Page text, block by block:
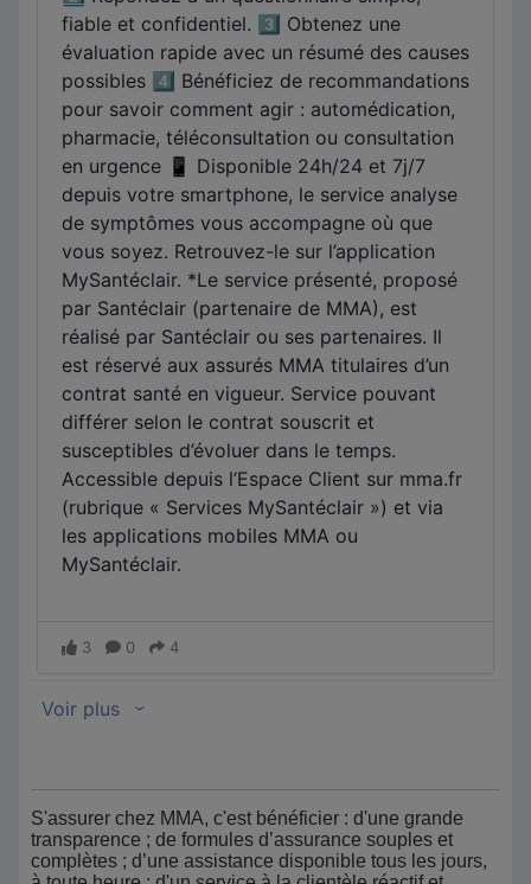
S'assurer chez MMA, c'est bénéficier : d'une grande
transparence ; de formules d’assurance souples et
complètes ; d’une assistance disponible tous les jours,